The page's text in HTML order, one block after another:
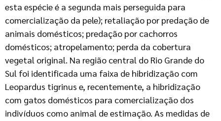
esta espécie é a segunda mais perseguida para
comercialização da pele); retaliação por predação de
animais domésticos; predação por cachorros
domésticos; atropelamento; perda da cobertura
vegetal original. Na região central do Rio Grande do
Sul foi identificada uma faixa de hibridização com
Leopardus tigrinus e, recentemente, a hibridização
com gatos domésticos para comercialização dos
indivíduos como animal de estimação. As medidas de